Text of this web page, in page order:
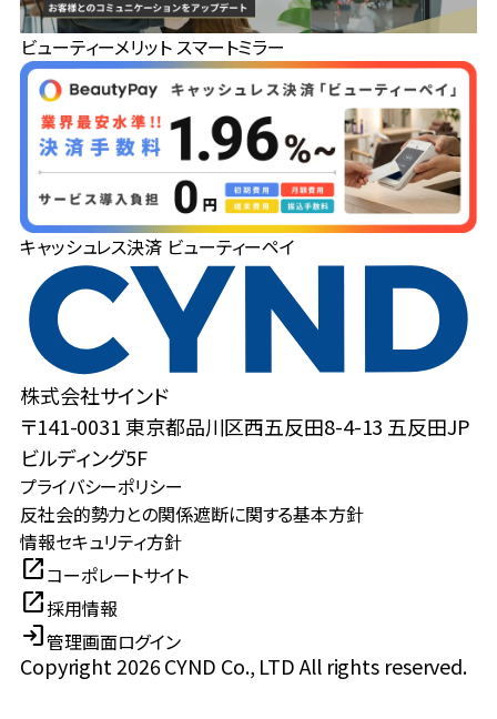
ビューティーメリット スマートミラー
キャッシュレス決済 ビューティーペイ
株式会社サインド
〒141-0031 東京都品川区西五反田8-4-13 五反田JP
ビルディング5F
プライバシーポリシー
反社会的勢力との関係遮断に関する基本方針
情報セキュリティ方針
open_in_newコーポレートサイト
open_in_new採用情報
login管理画面ログイン
Copyright 2026 CYND Co., LTD All rights reserved.